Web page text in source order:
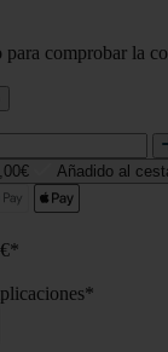
para comprobar la
Añadido al